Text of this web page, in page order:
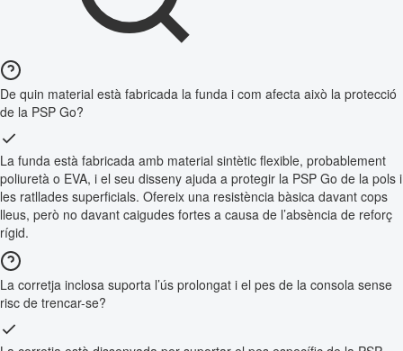
De quin material està fabricada la funda i com afecta això la protecció
de la PSP Go?
La funda està fabricada amb material sintètic flexible, probablement
poliuretà o EVA, i el seu disseny ajuda a protegir la PSP Go de la pols i
les ratllades superficials. Ofereix una resistència bàsica davant cops
lleus, però no davant caigudes fortes a causa de l’absència de reforç
rígid.
La corretja inclosa suporta l’ús prolongat i el pes de la consola sense
risc de trencar-se?